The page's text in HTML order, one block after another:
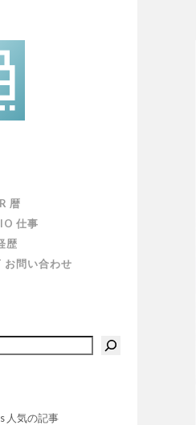
暦
仕事
歴
お問い合わせ
人気の記事